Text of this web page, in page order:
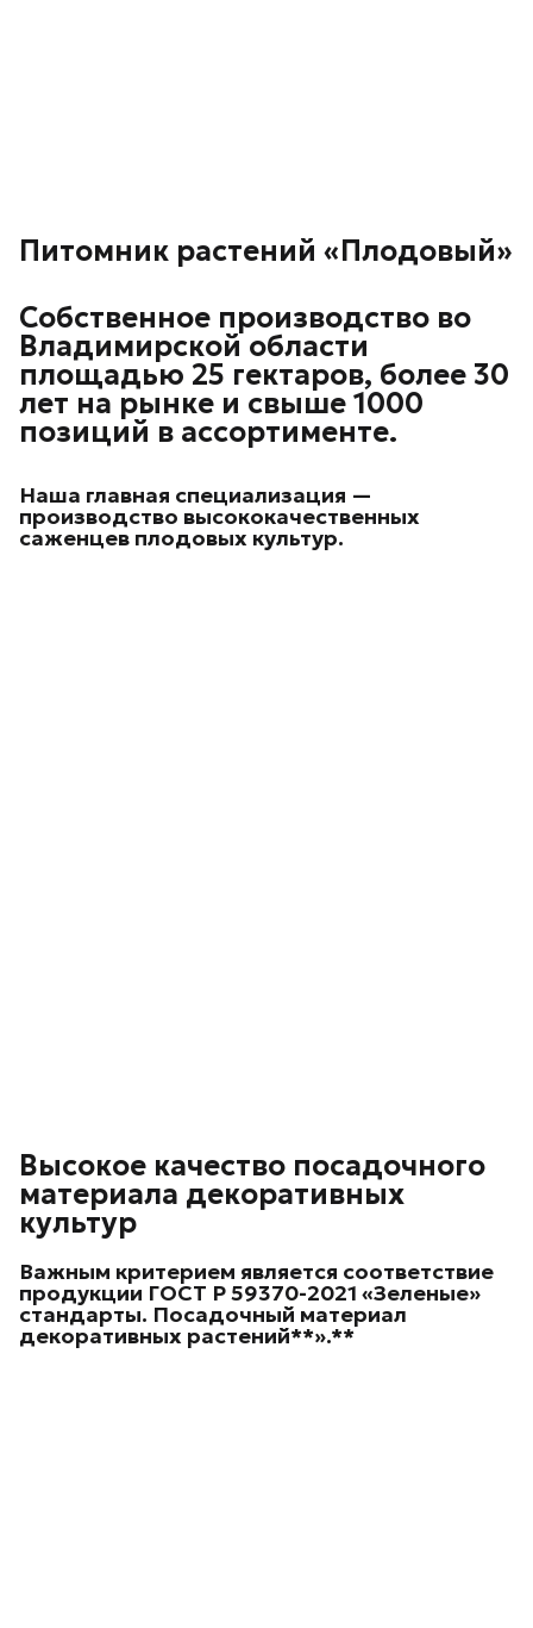
Питомник растений «Плодовый»
Собственное производство во
Владимирской области
площадью 25 гектаров, более 30
лет на рынке и свыше 1000
позиций в ассортименте.
Наша главная специализация —
производство высококачественных
саженцев плодовых культур.
Высокое качество посадочного
материала декоративных
культур
Важным критерием является соответствие
продукции ГОСТ Р 59370-2021 «Зеленые»
стандарты. Посадочный материал
декоративных растений**».**